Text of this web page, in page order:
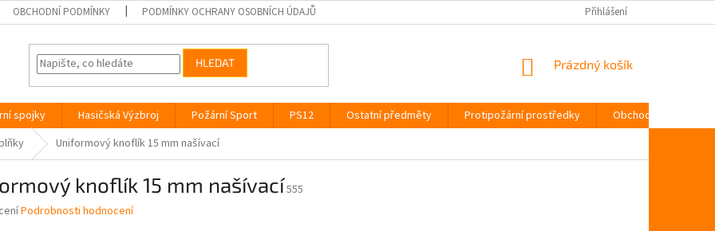
OBCHODNÍ PODMÍNKY PODMÍNKY OCHRANY OSOBNÍCH ÚDAJŮ Přihlášení
HLEDAT
NÁKUPNÍ
Prázdný košík
spojky Hasičská Výzbroj Požární Sport PS12 Ostatní předměty Protipožární prostředky
Obchodní podmínky
Uniformový knoflík 15 mm našívací
knoflík 15 mm našívací555
Podrobnosti hodnocení